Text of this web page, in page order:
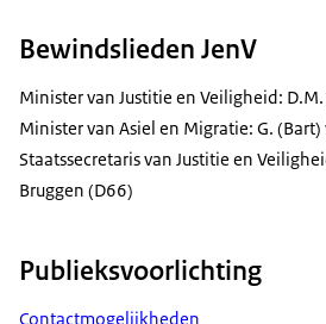
Bewindslieden JenV
Minister van Justitie en Veiligheid:
Minister van Asiel en Migratie: G. (Bart)
Staatssecretaris van Justitie en
Bruggen (D66)
Publieksvoorlichting
Contactmogelijkheden